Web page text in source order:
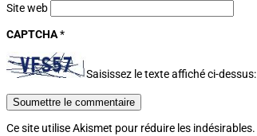
Site web
CAPTCHA*
Saisissez le texte affiché ci-dessus:
Soumettre le commentaire
Ce site utilise Akismet pour réduire les indésirables.